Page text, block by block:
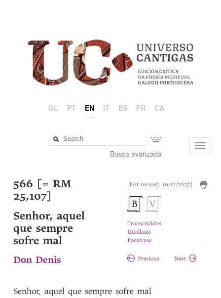
GL PT EN IT ES FR CA
Busca avanzada
[last revised: 10/12/2025]
Transcricións
UCollatio
Paráfrase
Previous Next
566 [= RM
25,107]
Senhor, aquel
que sempre
sofre mal
Don Denis
Senhor, aquel que sempre sofre mal